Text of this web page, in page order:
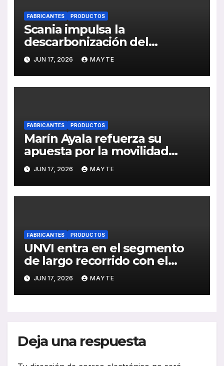
FABRICANTES PRODUCTOS
Scania impulsa la
descarbonización del
transporte de viajeros en sus
“Solutions Days 2026”
JUN 17, 2026 MAYTE
FABRICANTES PRODUCTOS
Marín Ayala refuerza su
apuesta por la movilidad
eléctrica con Karsan y
presenta el e-ATA
JUN 17, 2026 MAYTE
FABRICANTES PRODUCTOS
UNVI entra en el segmento
de largo recorrido con el
nuevo XL, una apuesta por
rentabilidad y eficiencia
operativa
JUN 17, 2026 MAYTE
Deja una respuesta